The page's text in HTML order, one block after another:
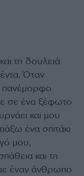
τη δουλειά
Όταν
πανέμορφο
σε ένα ξέφωτο
και μου
ένα σπιτάκι
μου,
και τη
έναν άνθρωπο